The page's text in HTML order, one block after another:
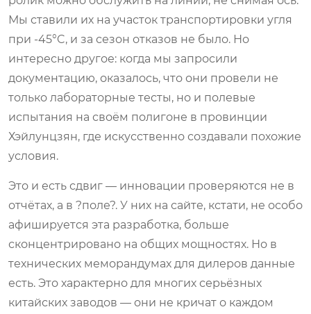
Мы ставили их на участок транспортировки угля
при -45°C, и за сезон отказов не было. Но
интересно другое: когда мы запросили
документацию, оказалось, что они провели не
только лабораторные тесты, но и полевые
испытания на своём полигоне в провинции
Хэйлунцзян, где искусственно создавали похожие
условия.
Это и есть сдвиг — инновации проверяются не в
отчётах, а в ?поле?. У них на сайте, кстати, не особо
афишируется эта разработка, больше
сконцентрировано на общих мощностях. Но в
технических меморандумах для дилеров данные
есть. Это характерно для многих серьёзных
китайских заводов — они не кричат о каждом